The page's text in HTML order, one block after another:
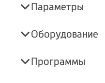
Параметры
Оборудование
Программы